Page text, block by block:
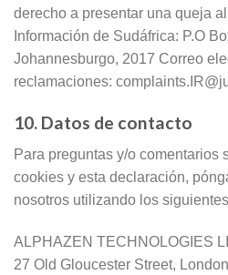
derecho a presentar una queja
Información de Sudáfrica: P.O
Johannesburgo, 2017 Correo
reclamaciones:
10. Datos de contacto
Para preguntas y/o comentarios
cookies y esta declaración,
nosotros utilizando los
ALPHAZEN TECHNOLOGIES
27 Old Gloucester Street,